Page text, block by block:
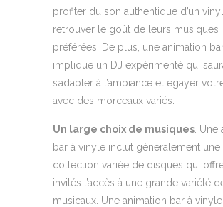
profiter du son authentique d’un
retrouver le goût de leurs musiques
préférées. De plus, une animation
implique un DJ expérimenté qui
s’adapter à l’ambiance et égayer
avec des morceaux variés.
Un large choix de musiques .
bar à vinyle inclut généralement une
collection variée de disques qui
invités l’accès à une grande variété
musicaux. Une animation bar à